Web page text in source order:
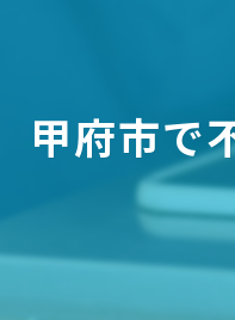
甲府市で